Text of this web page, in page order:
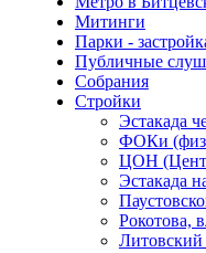
Митинги
Парки -
Публичные
Собрания
Стройки
Эстакада
ФОКи
ЦОН
Эстакада
Рокотова,
Литовский